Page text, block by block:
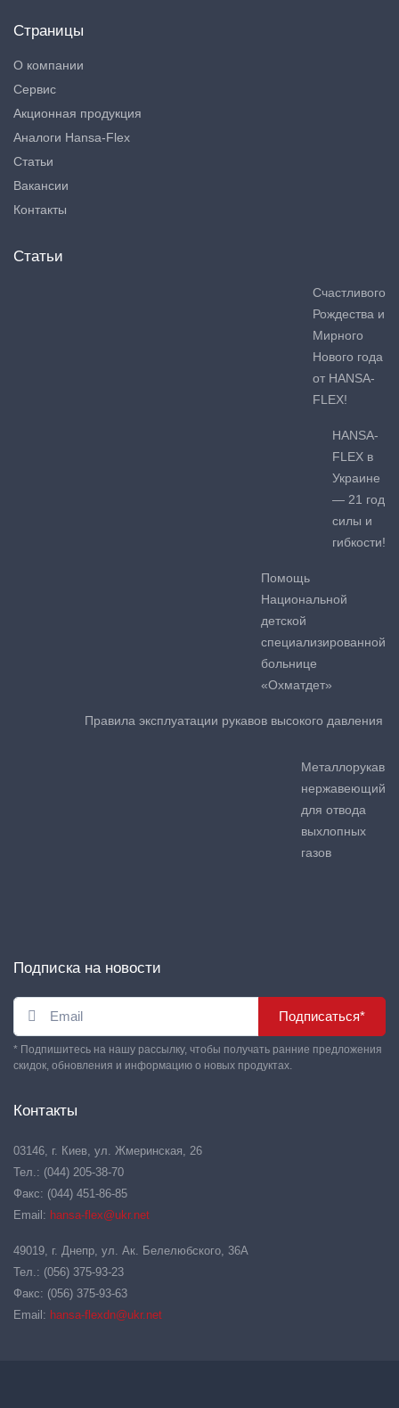
Страницы
О компании
Сервис
Акционная продукция
Аналоги Hansa-Flex
Статьи
Вакансии
Контакты
Статьи
Счастливого
Рождества и
Мирного
Нового года
от HANSA-
FLEX!
HANSA-
FLEX в
Украине
— 21 год
силы и
гибкости!
Помощь
Национальной
детской
специализированной
больнице
«Охматдет»
Правила эксплуатации рукавов высокого давления
Металлорукав
нержавеющий
для отвода
выхлопных
газов
Подписка на новости
Подписаться*
* Подпишитесь на нашу рассылку, чтобы получать ранние предложения
скидок, обновления и информацию о новых продуктах.
Контакты
03146, г. Киев, ул. Жмеринская, 26
Тел.: (044) 205-38-70
Факс: (044) 451-86-85
Email: hansa-flex@ukr.net
49019, г. Днепр, ул. Ак. Белелюбского, 36А
Тел.: (056) 375-93-23
Факс: (056) 375-93-63
Email: hansa-flexdn@ukr.net